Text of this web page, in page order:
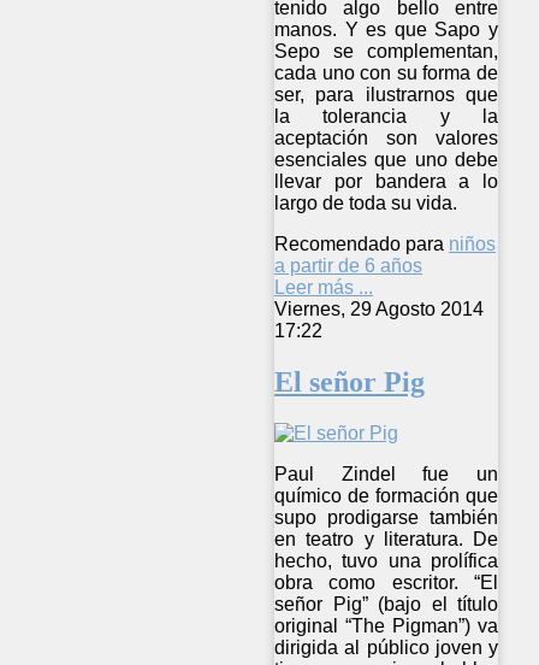
tenido algo bello entre
manos. Y es que Sapo y
Sepo se complementan,
cada uno con su forma de
ser, para ilustrarnos que
la tolerancia y la
aceptación son valores
esenciales que uno debe
llevar por bandera a lo
largo de toda su vida.
Recomendado para niños
a partir de 6 años
Leer más ...
Viernes, 29 Agosto 2014
17:22
El señor Pig
Paul Zindel fue un
químico de formación que
supo prodigarse también
en teatro y literatura. De
hecho, tuvo una prolífica
obra como escritor. “El
señor Pig” (bajo el título
original “The Pigman”) va
dirigida al público joven y